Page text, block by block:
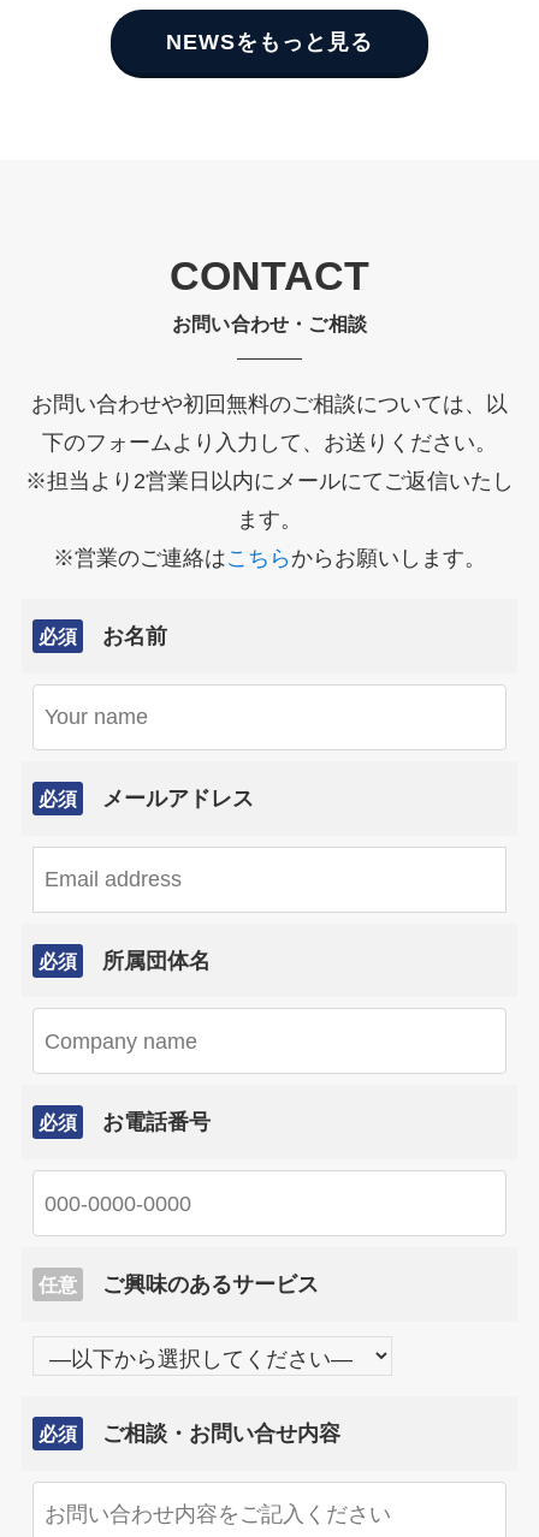
NEWSをもっと見る
CONTACT
お問い合わせ・ご相談
お問い合わせや初回無料のご相談については、以
下のフォームより入力して、お送りください。
※担当より2営業日以内にメールにてご返信いたし
ます。
※営業のご連絡はこちら からお願いします。
必須 お名前
必須 メールアドレス
必須 所属団体名
必須 お電話番号
任意 ご興味のあるサービス
必須 ご相談・お問い合せ内容